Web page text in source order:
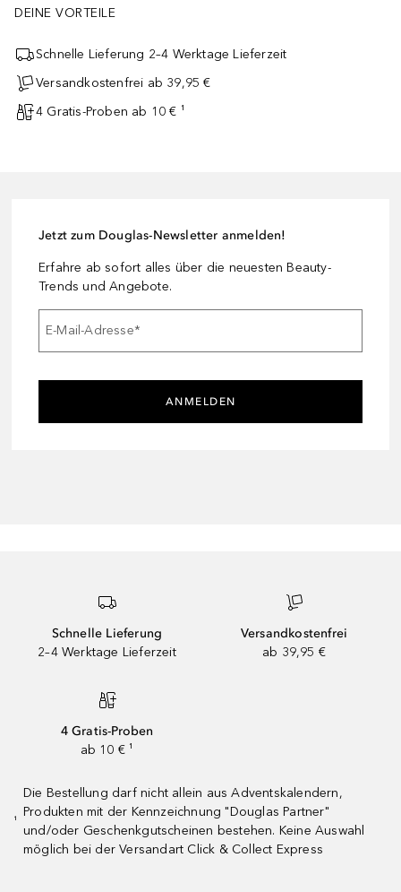
DEINE VORTEILE
Schnelle Lieferung 2–4 Werktage Lieferzeit
Versandkostenfrei ab 39,95 €
4 Gratis-Proben ab 10 € ¹
Jetzt zum Douglas-Newsletter anmelden!
Erfahre ab sofort alles über die neuesten Beauty-
Trends und Angebote.
E-Mail-Adresse*
ANMELDEN
Schnelle Lieferung
2–4 Werktage Lieferzeit
Versandkostenfrei
ab 39,95 €
4 Gratis-Proben
ab 10 € ¹
¹
Die Bestellung darf nicht allein aus Adventskalendern,
Produkten mit der Kennzeichnung "Douglas Partner"
und/oder Geschenkgutscheinen bestehen. Keine Auswahl
möglich bei der Versandart Click & Collect Express